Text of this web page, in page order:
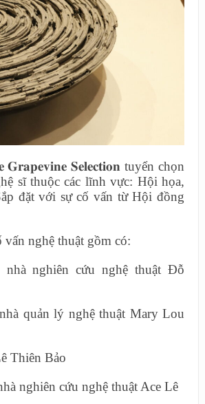
𝐒𝐞𝐥𝐞𝐜𝐭𝐢𝐨𝐧 tuyển chọn
sĩ thuộc các lĩnh vực: Hội họa,
đặt với sự cố vấn từ Hội đồng
nghệ thuật gồm có:
nhà nghiên cứu nghệ thuật Đỗ
quản lý nghệ thuật Mary Lou
Thiên Bảo
nghiên cứu nghệ thuật Ace Lê